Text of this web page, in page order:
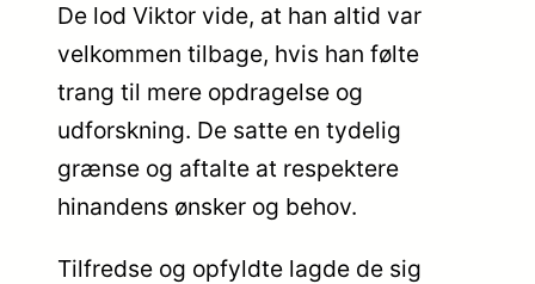
De lod Viktor vide, at han altid var
velkommen tilbage, hvis han følte
trang til mere opdragelse og
udforskning. De satte en tydelig
grænse og aftalte at respektere
hinandens ønsker og behov.
Tilfredse og opfyldte lagde de sig